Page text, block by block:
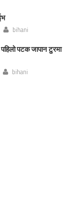
bihani
पटक जापान टुरमा
bihani